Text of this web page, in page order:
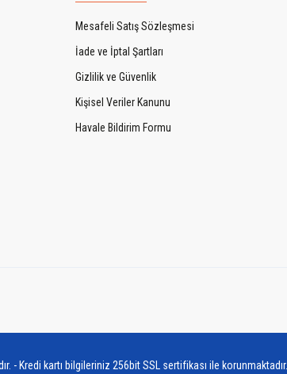
Mesafeli Satış Sözleşmesi
İade ve İptal Şartları
Gizlilik ve Güvenlik
Kişisel Veriler Kanunu
Havale Bildirim Formu
- Kredi kartı bilgileriniz 256bit SSL sertifikası ile korunmaktadır.